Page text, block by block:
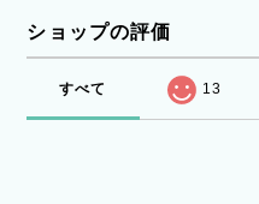
ショップの評価
すべて 13